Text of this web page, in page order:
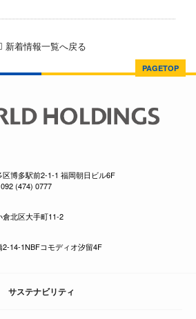
新着情報一覧へ戻る
PAGETOP
博多駅前2-1-1 福岡朝日ビル6F
(474) 0777
北区大手町11-2
14-1NBFコモディオ汐留4F
サステナビリティ